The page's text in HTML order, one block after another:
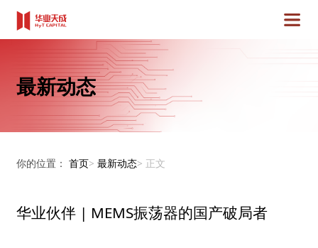
最新动态
你的位置： 首页> 最新动态> 正文
华业伙伴 | MEMS振荡器的国产破局者